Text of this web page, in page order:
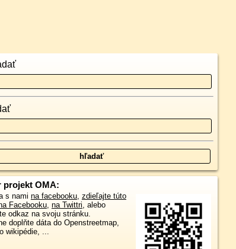
projekt OMA:
s nami na facebooku, zdieľajte túto
Facebooku, na Twittri, alebo
odkaz na svoju stránku.
doplňte dáta do Openstreetmap,
wikipédie, ...